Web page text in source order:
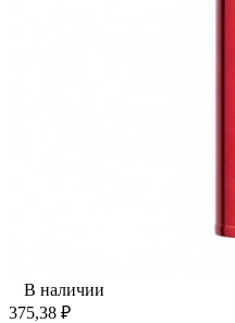
В наличии
375,38 ₽